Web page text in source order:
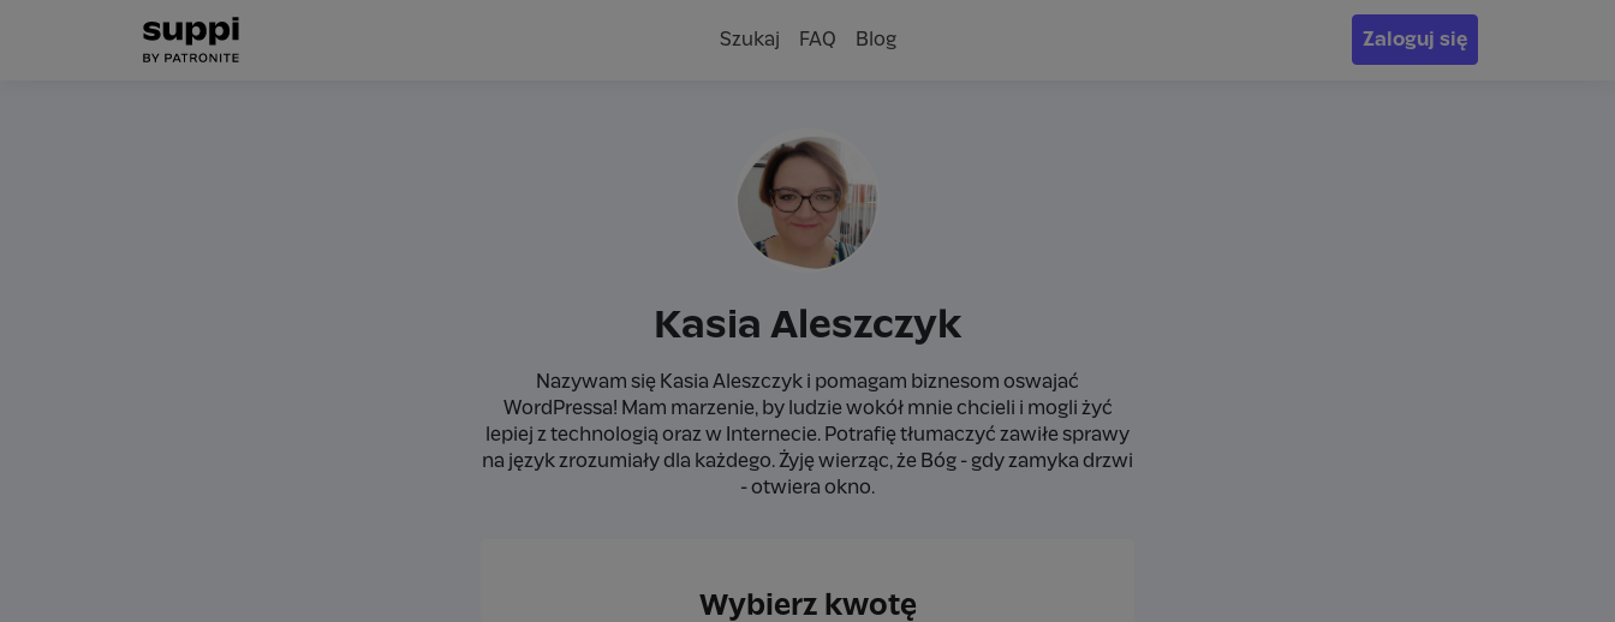
Szukaj FAQ Blog Zaloguj się
Kasia Aleszczyk
Nazywam się Kasia Aleszczyk i pomagam biznesom oswajać
WordPressa! Mam marzenie, by ludzie wokół mnie chcieli i mogli żyć
lepiej z technologią oraz w Internecie. Potrafię tłumaczyć zawiłe sprawy
na język zrozumiały dla każdego. Żyję wierząc, że Bóg - gdy zamyka drzwi
- otwiera okno.
Wybierz kwotę